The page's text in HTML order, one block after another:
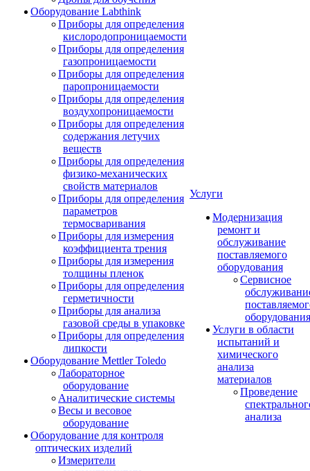
Оборудование Labthink
Приборы для определения
кислородопроницаемости
Приборы для определения
газопроницаемости
Приборы для определения
паропроницаемости
Приборы для определения
воздухопроницаемости
Приборы для определения
содержания летучих
веществ
Приборы для определения
физико-механических
свойств материалов
Приборы для определения
параметров
термосваривания
Приборы для измерения
коэффициента трения
Приборы для измерения
толщины пленок
Приборы для определения
герметичности
Приборы для анализа
газовой среды в упаковке
Приборы для определения
липкости
Оборудование Mettler Toledo
Лабораторное
оборудование
Аналитические системы
Весы и весовое
оборудование
Оборудование для контроля
оптических изделий
Измерители
Услуги
Модернизация
ремонт и
обслуживание
поставляемого
оборудования
Сервисное
оборудования
Услуги в области
испытаний и
химического
анализа
материалов
Проведение
анализа